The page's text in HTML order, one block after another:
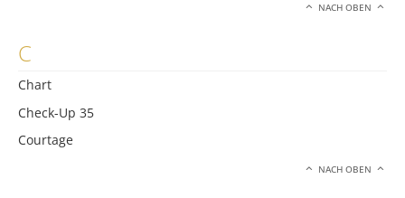
NACH OBEN
C
Chart
Check-Up 35
Courtage
NACH OBEN